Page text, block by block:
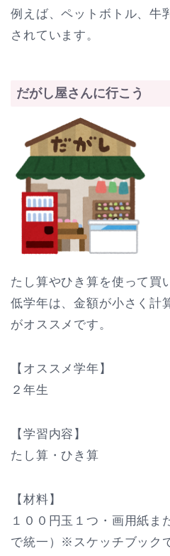
例えば、ペットボトル、牛
されています。
だがし屋さんに行こう
たし算やひき算を使って買
低学年は、金額が小さく計
がオススメです。
【オススメ学年】
２年生
【学習内容】
たし算・ひき算
【材料】
１００円玉１つ・画用紙ま
で統一）※スケッチブック